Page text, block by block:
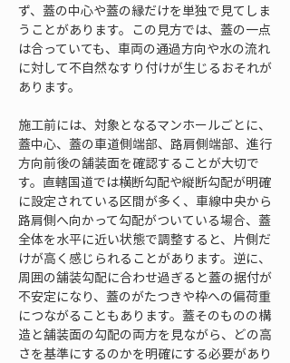
ず、蓋の中心や蓋の縁だけを単独で見てしま
うことがあります。この見方では、蓋の一点
は合っていても、車両の通過方向や水の流れ
に対して不自然なすり付けが生じるおそれが
あります。
施工前には、対象となるマンホールごとに、
蓋中心、蓋の車道側端部、路肩側端部、進行
方向前後の舗装面を確認することが大切で
す。直轄国道では横断勾配や縦断勾配が明確
に設定されている区間が多く、車線中央から
路肩側へ向かって勾配がついている場合、蓋
全体を水平に近い状態で調整すると、片側だ
けが高く感じられることがあります。逆に、
周囲の舗装勾配に合わせ過ぎると蓋の据付が
不安定になり、蓋のがたつきや枠への偏荷重
につながることもあります。蓋そのものの構
造と舗装面の勾配の両方を見ながら、どの高
さを基準にするのかを明確にする必要があり